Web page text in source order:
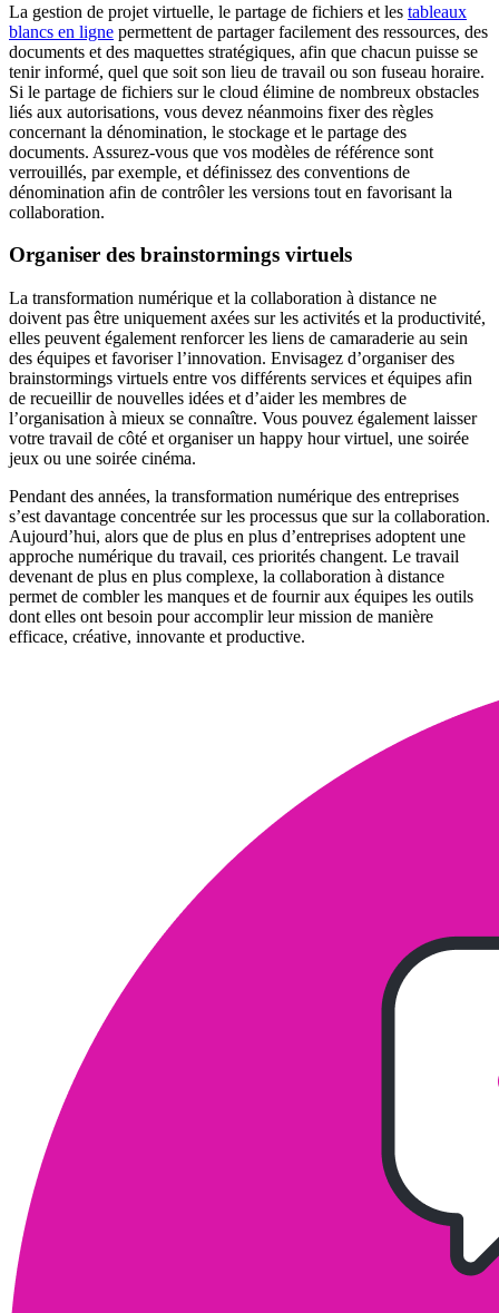
La gestion de projet virtuelle, le partage de fichiers et les tableaux
blancs en ligne permettent de partager facilement des ressources, des
documents et des maquettes stratégiques, afin que chacun puisse se
tenir informé, quel que soit son lieu de travail ou son fuseau horaire.
Si le partage de fichiers sur le cloud élimine de nombreux obstacles
liés aux autorisations, vous devez néanmoins fixer des règles
concernant la dénomination, le stockage et le partage des
documents. Assurez-vous que vos modèles de référence sont
verrouillés, par exemple, et définissez des conventions de
dénomination afin de contrôler les versions tout en favorisant la
collaboration.
Organiser des brainstormings virtuels
La transformation numérique et la collaboration à distance ne
doivent pas être uniquement axées sur les activités et la productivité,
elles peuvent également renforcer les liens de camaraderie au sein
des équipes et favoriser l’innovation. Envisagez d’organiser des
brainstormings virtuels entre vos différents services et équipes afin
de recueillir de nouvelles idées et d’aider les membres de
l’organisation à mieux se connaître. Vous pouvez également laisser
votre travail de côté et organiser un happy hour virtuel, une soirée
jeux ou une soirée cinéma.
Pendant des années, la transformation numérique des entreprises
s’est davantage concentrée sur les processus que sur la collaboration.
Aujourd’hui, alors que de plus en plus d’entreprises adoptent une
approche numérique du travail, ces priorités changent. Le travail
devenant de plus en plus complexe, la collaboration à distance
permet de combler les manques et de fournir aux équipes les outils
dont elles ont besoin pour accomplir leur mission de manière
efficace, créative, innovante et productive.